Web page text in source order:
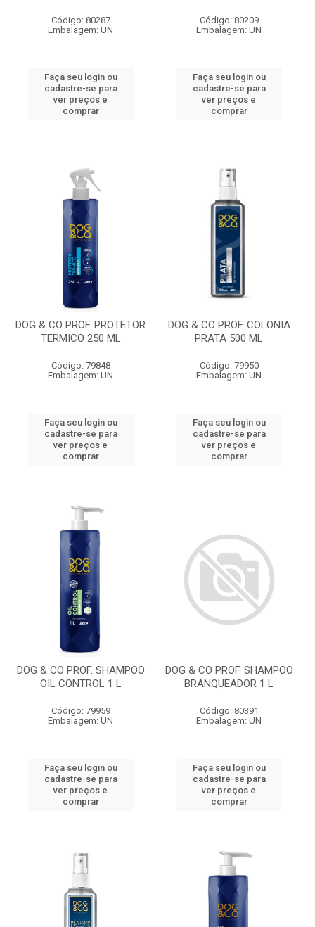
Código: 80287
Embalagem: UN
Faça seu login ou
cadastre-se para
ver preços e
comprar
Código: 80209
Embalagem: UN
Faça seu login ou
cadastre-se para
ver preços e
comprar
DOG & CO PROF. PROTETOR
TERMICO 250 ML
Código: 79848
Embalagem: UN
Faça seu login ou
cadastre-se para
ver preços e
comprar
DOG & CO PROF. COLONIA
PRATA 500 ML
Código: 79950
Embalagem: UN
Faça seu login ou
cadastre-se para
ver preços e
comprar
DOG & CO PROF. SHAMPOO
OIL CONTROL 1 L
Código: 79959
Embalagem: UN
Faça seu login ou
cadastre-se para
ver preços e
comprar
DOG & CO PROF. SHAMPOO
BRANQUEADOR 1 L
Código: 80391
Embalagem: UN
Faça seu login ou
cadastre-se para
ver preços e
comprar